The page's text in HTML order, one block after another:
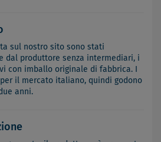
sul nostro sito sono stati
dal produttore senza intermediari, i
con imballo originale di fabbrica. I
il mercato italiano, quindi godono
anni.